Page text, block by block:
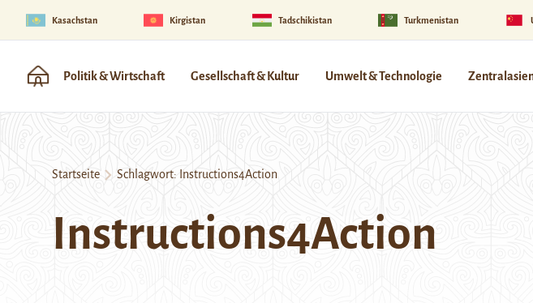
Kasachstan Kirgistan Tadschikistan Turkmenistan
Politik & Wirtschaft Gesellschaft & Kultur Umwelt & Technologie
Startseite Schlagwort: Instructions4Action
Instructions4Action